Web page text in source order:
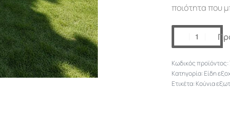
ποιότητα που
Κατηγορία:Είδη
Ετικέτα:Κούνια